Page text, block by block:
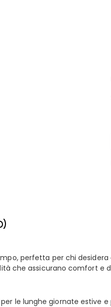
perfetta per chi
che assicurano comfort
le lunghe giornate